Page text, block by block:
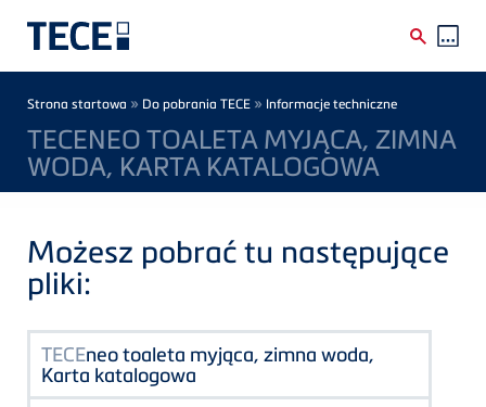
Breadcrumb
Strona startowa » Do pobrania TECE » Informacje techniczne
TECENEO TOALETA MYJĄCA, ZIMNA
WODA, KARTA KATALOGOWA
Możesz pobrać tu następujące
pliki:
TECEneo toaleta myjąca, zimna woda,
Karta katalogowa